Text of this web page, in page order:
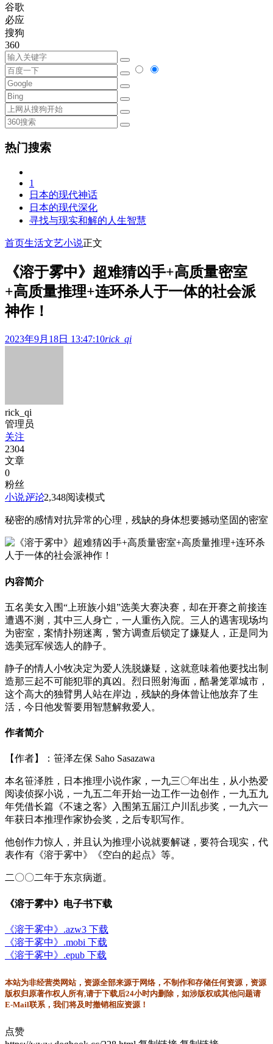
谷歌
必应
搜狗
360
热门搜索
1
日本的现代神话
日本的现代深化
寻找与现实和解的人生智慧
首页生活文艺小说正文
《溶于雾中》超难猜凶手+高质量密室
+高质量推理+连环杀人于一体的社会派
神作！
2023年9月18日 13:47:10rick_qi
rick_qi
管理员
关注
2304
文章
0
粉丝
小说评论2,348阅读模式
秘密的感情对抗异常的心理，残缺的身体想要撼动坚固的密室
内容简介
五名美女入围“上班族小姐”选美大赛决赛，却在开赛之前接连
遭遇不测，其中三人身亡，一人重伤入院。三人的遇害现场均
为密室，案情扑朔迷离，警方调查后锁定了嫌疑人，正是同为
选美冠军候选人的静子。
静子的情人小牧决定为爱人洗脱嫌疑，这就意味着他要找出制
造那三起不可能犯罪的真凶。烈日照射海面，酷暑笼罩城市，
这个高大的独臂男人站在岸边，残缺的身体曾让他放弃了生
活，今日他发誓要用智慧解救爱人。
作者简介
【作者】：笹泽左保 Saho Sasazawa
本名笹泽胜，日本推理小说作家，一九三〇年出生，从小热爱
阅读侦探小说，一九五二年开始一边工作一边创作，一九五九
年凭借长篇《不速之客》入围第五届江户川乱步奖，一九六一
年获日本推理作家协会奖，之后专职写作。
他创作力惊人，并且认为推理小说就要解谜，要符合现实，代
表作有《溶于雾中》《空白的起点》等。
二〇〇二年于东京病逝。
《溶于雾中》电子书下载
《溶于雾中》.azw3 下载
《溶于雾中》.mobi 下载
《溶于雾中》.epub 下载
本站为非经营类网站，资源全部来源于网络，不制作和存储任何资源，资源
版权归原著作权人所有,请于下载后24小时内删除，如涉版权或其他问题请
E-Mail联系，我们将及时撤销相应资源！
点赞